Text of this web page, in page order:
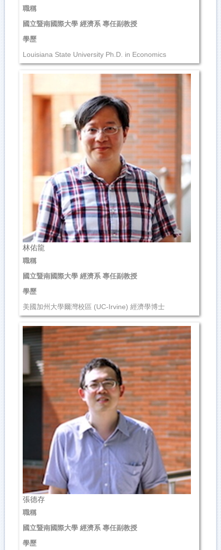
職稱
國立暨南國際大學 經濟系 專任副教授
學歷
Louisiana State University Ph.D. in Economics
聯絡資訊
(049)2910960 轉4612...
林佑龍
職稱
國立暨南國際大學 經濟系 專任副教授
學歷
美國加州大學爾灣校區 (UC-Irvine) 經濟學博士
貨幣經濟學、總體經濟學、國際經濟學、公共經濟學
聯絡資訊
(049)2910960 轉4694
yol...
張德存
職稱
國立暨南國際大學 經濟系 專任副教授
學歷